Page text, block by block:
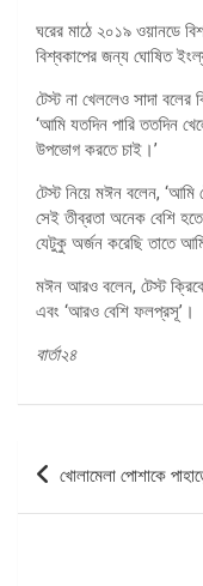
ঘরের মাঠে ২০১৯ ওয়ানডে
বিশ্বকাপের জন্য ঘোষিত
টেস্ট না খেললেও সাদা
‘আমি যতদিন পারি ততদিন
উপভোগ করতে চাই।’
টেস্ট নিয়ে মঈন বলেন,
সেই তীব্রতা অনেক বেশি
যেটুকু অর্জন করেছি তাতে
মঈন আরও বলেন, টেস্ট
এবং ‘আরও বেশি ফলপ্রসূ’।
বার্তা২৪
পোস্ট
খোলামেলা পোশাকে